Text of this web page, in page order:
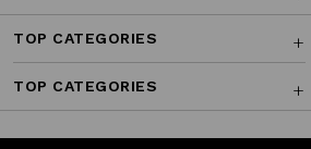
TOP CATEGORIES
TOP CATEGORIES